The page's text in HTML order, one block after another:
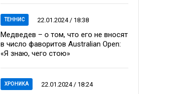
ТЕННИС 22.01.2024 / 18:38
Медведев – о том, что его не вносят
в число фаворитов Australian Open:
«Я знаю, чего стою»
ХРОНИКА 22.01.2024 / 18:24